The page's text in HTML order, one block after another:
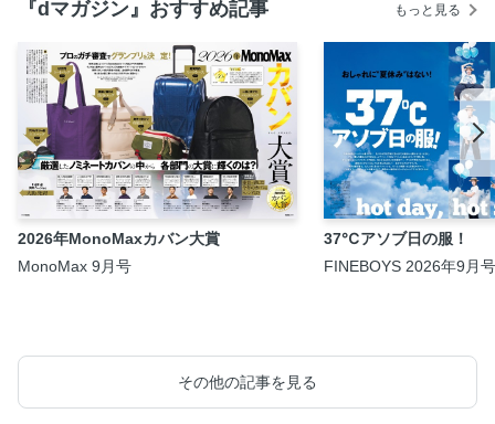
『dマガジン』おすすめ記事 もっと見る
2026年MonoMaxカバン大賞
MonoMax 9月号
37℃アソブ日の服！
FINEBOYS 2026年9月
その他の記事を見る